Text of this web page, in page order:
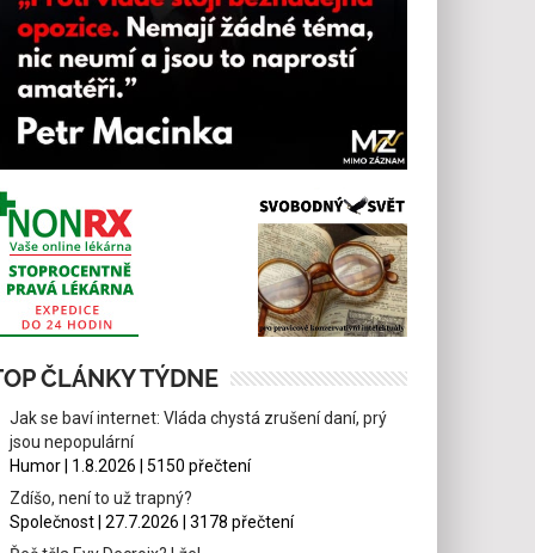
ČLÁNKY TÝDNE
Jak se baví internet: Vláda chystá zrušení daní, prý
jsou nepopulární
Humor | 1.8.2026 | 5150 přečtení
Zdíšo, není to už trapný?
Společnost | 27.7.2026 | 3178 přečtení